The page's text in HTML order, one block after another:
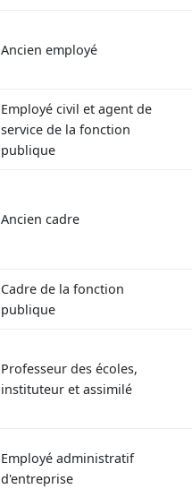
Ancien employé
Employé civil et agent de
service de la fonction
publique
Ancien cadre
Cadre de la fonction
publique
Professeur des écoles,
instituteur et assimilé
Employé administratif
d'entreprise